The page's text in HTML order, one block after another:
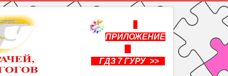
ПРИЛОЖЕНИЕ
ГДЗ 7 ГУРУ >>